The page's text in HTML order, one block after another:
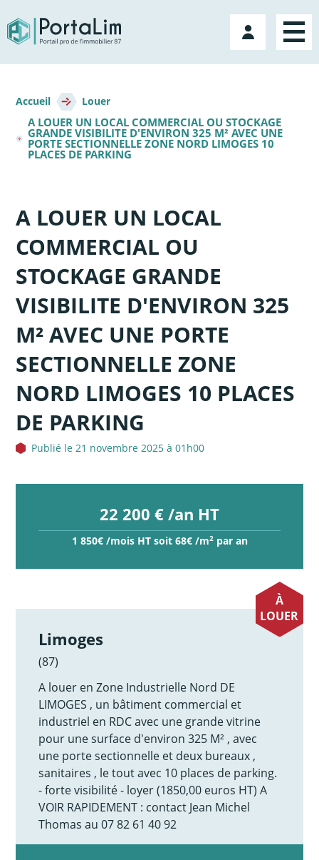
directement
au
contenu
Mon
compte
d'Ariane
Accueil Louer
A LOUER UN LOCAL COMMERCIAL OU STOCKAGE
GRANDE VISIBILITE D'ENVIRON 325 M² AVEC UNE
PORTE SECTIONNELLE ZONE NORD LIMOGES 10
PLACES DE PARKING
A LOUER UN LOCAL
COMMERCIAL OU
STOCKAGE GRANDE
VISIBILITE D'ENVIRON 325
M² AVEC UNE PORTE
SECTIONNELLE ZONE
NORD LIMOGES 10 PLACES
DE PARKING
Publié le 21 novembre 2025 à 01h00
22 200 € /an HT
1 850€ /mois HT soit 68€ /m2par an
À
LOUER
Limoges
(87)
A louer en Zone Industrielle Nord DE
LIMOGES , un bâtiment commercial et
industriel en RDC avec une grande vitrine
pour une surface d'environ 325 M² , avec
une porte sectionnelle et deux bureaux ,
sanitaires , le tout avec 10 places de parking.
- forte visibilité - loyer (1850,00 euros HT) A
VOIR RAPIDEMENT : contact Jean Michel
Thomas au 07 82 61 40 92